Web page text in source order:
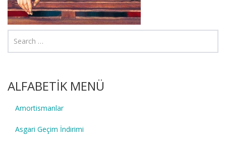
ALFABETİK MENÜ
Amortismanlar
Asgari Geçim İndirimi